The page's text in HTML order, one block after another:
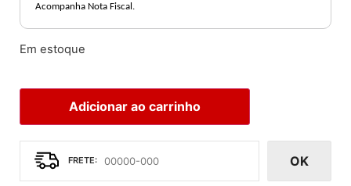
Acompanha Nota Fiscal.
Em estoque
Adicionar ao carrinho
OK